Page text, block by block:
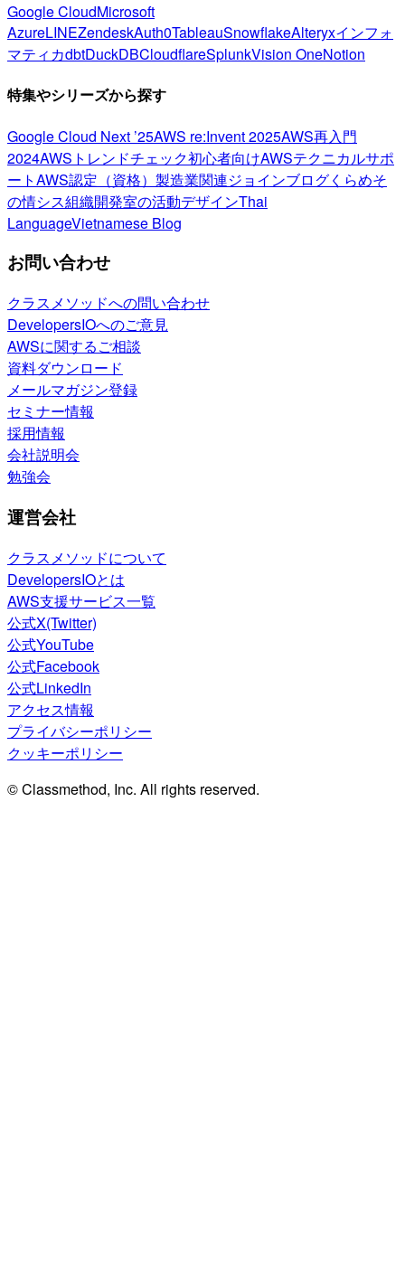
Google CloudMicrosoft
AzureLINEZendeskAuth0TableauSnowflakeAlteryxインフォ
マティカdbtDuckDBCloudflareSplunkVision OneNotion
特集やシリーズから探す
Google Cloud Next ’25AWS re:Invent 2025AWS再入門
2024AWSトレンドチェック初心者向けAWSテクニカルサポ
ートAWS認定（資格） 製造業関連ジョインブログくらめそ
の情シス組織開発室の活動デザインThai
LanguageVietnamese Blog
お問い合わせ
クラスメソッドへの問い合わせ
DevelopersIOへのご意見
AWSに関するご相談
資料ダウンロード
メールマガジン登録
セミナー情報
採用情報
会社説明会
勉強会
運営会社
クラスメソッドについて
DevelopersIOとは
AWS支援サービス一覧
公式X(Twitter)
公式YouTube
公式Facebook
公式LinkedIn
アクセス情報
プライバシーポリシー
クッキーポリシー
© Classmethod, Inc. All rights reserved.